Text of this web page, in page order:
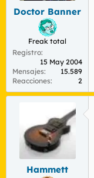
Doctor Banner
Freak total
Registro
15 May 2004
Mensajes
15.589
Reacciones
2
Hammett